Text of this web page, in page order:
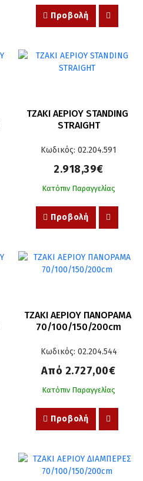
Προβολή
ΤΖΑΚΙ ΑΕΡΙΟΥ STANDING
STRAIGHT
Κωδικός: 02.204.591
2.918,39€
Κατόπιν Παραγγελίας
Προβολή
ΤΖΑΚΙ ΑΕΡΙΟΥ ΠΑΝΟΡΑΜΑ
70/100/150/200cm
Κωδικός: 02.204.544
Από 2.727,00€
Κατόπιν Παραγγελίας
Προβολή